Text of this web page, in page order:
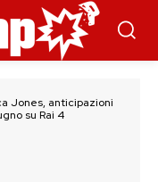
Jones, anticipazioni
su Rai 4